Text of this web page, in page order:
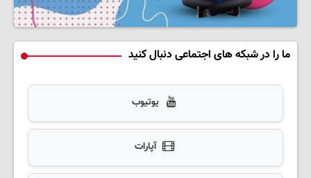
ما را در شبکه های اجتماعی دنبال کنید
یوتیوب
آپارات